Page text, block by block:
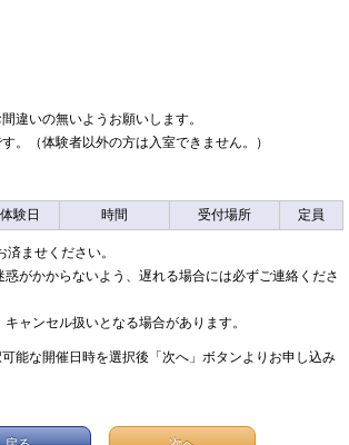
違いの無いようお願いします。
。（体験者以外の方は入室できません。）
体験日 時間 受付場所 定員
ませください。
がかからないよう、遅れる場合には必ずご連絡くださ
ャンセル扱いとなる場合があります。
能な開催日時を選択後「次へ」ボタンよりお申し込み